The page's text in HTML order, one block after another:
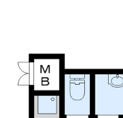
☆ペット飼育可能物
☆ネット無料☆